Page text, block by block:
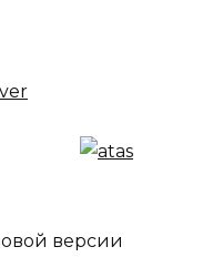
версии